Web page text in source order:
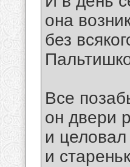
она
без
Все
он двери
и
и